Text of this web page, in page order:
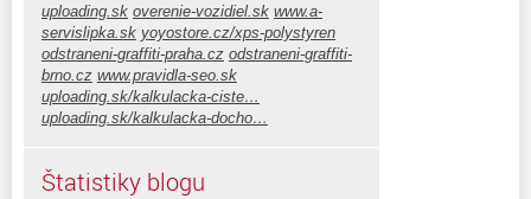
uploading.sk overenie-vozidiel.sk www.a-
servislipka.sk yoyostore.cz/xps-polystyren
odstraneni-graffiti-praha.cz odstraneni-graffiti-
brno.cz www.pravidla-seo.sk
uploading.sk/kalkulacka-ciste…
uploading.sk/kalkulacka-docho…
Štatistiky blogu